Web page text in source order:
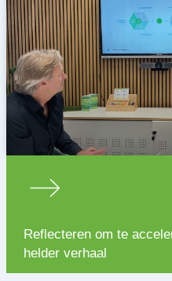
Reflecteren om te
helder verhaal